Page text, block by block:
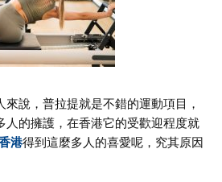
說，普拉提就是不錯的運動項目，
人的擁護，在香港它的受歡迎程度就
港得到這麼多人的喜愛呢，究其原因